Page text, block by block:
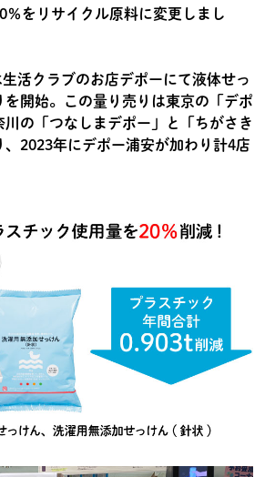
％をリサイクル原料に変更しまし
活クラブのお店デポーにて液体せっ
を開始。この量り売りは東京の「デポ
川の「つなしまデポー」と「ちがさき
、2023年にデポー浦安が加わり計4店